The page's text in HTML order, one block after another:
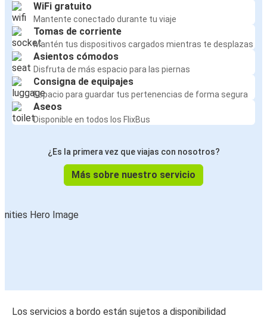
WiFi gratuito
Mantente conectado durante tu viaje
Tomas de corriente
Mantén tus dispositivos cargados mientras te desplazas
Asientos cómodos
Disfruta de más espacio para las piernas
Consigna de equipajes
Espacio para guardar tus pertenencias de forma segura
Aseos
Disponible en todos los FlixBus
¿Es la primera vez que viajas con nosotros?
Más sobre nuestro servicio
Los servicios a bordo están sujetos a disponibilidad